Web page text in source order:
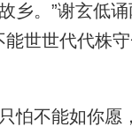
乡。”谢玄低
世世代代株
怕不能如你愿